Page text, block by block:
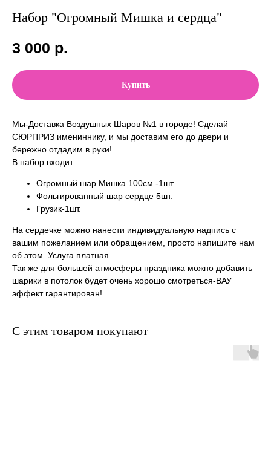
Набор "Огромный Мишка и сердца"
3 000 р.
Купить
Мы-Доставка Воздушных Шаров №1 в городе! Сделай
СЮРПРИЗ имениннику, и мы доставим его до двери и
бережно отдадим в руки!
В набор входит:
Огромный шар Мишка 100см.-1шт.
Фольгированный шар сердце 5шт.
Грузик-1шт.
На сердечке можно нанести индивидуальную надпись с
вашим пожеланием или обращением, просто напишите нам
об этом. Услуга платная.
Так же для большей атмосферы праздника можно добавить
шарики в потолок будет очень хорошо смотреться-ВАУ
эффект гарантирован!
С этим товаром покупают